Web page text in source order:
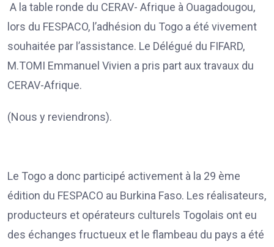
A la table ronde du CERAV- Afrique à Ouagadougou,
lors du FESPACO, l’adhésion du Togo a été vivement
souhaitée par l’assistance. Le Délégué du FIFARD,
M.TOMI Emmanuel Vivien a pris part aux travaux du
CERAV-Afrique.
(Nous y reviendrons).
Le Togo a donc participé activement à la 29 ème
édition du FESPACO au Burkina Faso. Les réalisateurs,
producteurs et opérateurs culturels Togolais ont eu
des échanges fructueux et le flambeau du pays a été